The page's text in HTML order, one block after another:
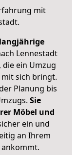
mit
.
langjährige
Lennestadt
ein Umzug
sich bringt.
Planung bis
Sie
Möbel und
ein und
an Ihrem